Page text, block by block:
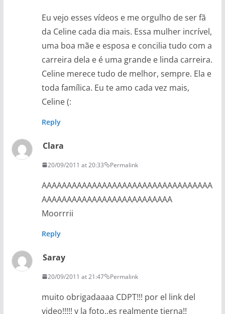
Eu vejo esses vídeos e me orgulho de ser fã
da Celine cada dia mais. Essa mulher incrível,
uma boa mãe e esposa e concilia tudo com a
carreira dela e é uma grande e linda carreira.
Celine merece tudo de melhor, sempre. Ela e
toda famílica. Eu te amo cada vez mais,
Celine (:
Reply
Clara
20/09/2011 at 20:33 Permalink
AAAAAAAAAAAAAAAAAAAAAAAAAAAAAAAAAA
AAAAAAAAAAAAAAAAAAAAAAAAAA
Moorrrii
Reply
Saray
20/09/2011 at 21:47 Permalink
muito obrigadaaaa CDPT!!! por el link del
video!!!!! y la foto..es realmente tierna!!